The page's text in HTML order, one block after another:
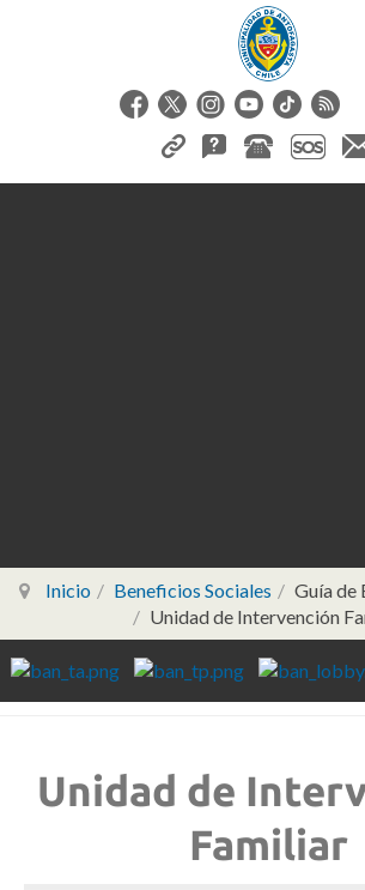
Inicio Beneficios Sociales
Guía de
Unidad de Intervención
Unidad de
Familiar